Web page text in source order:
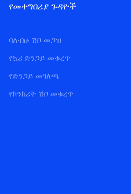
የመተግበሪያ ጉዳዮች
ባለብዙ ሽቦ መጋዝ
የኳሪ ድንጋይ መቁረጥ
የድንጋይ መገለጫ
የኮንክሪት ሽቦ መቁረጥ